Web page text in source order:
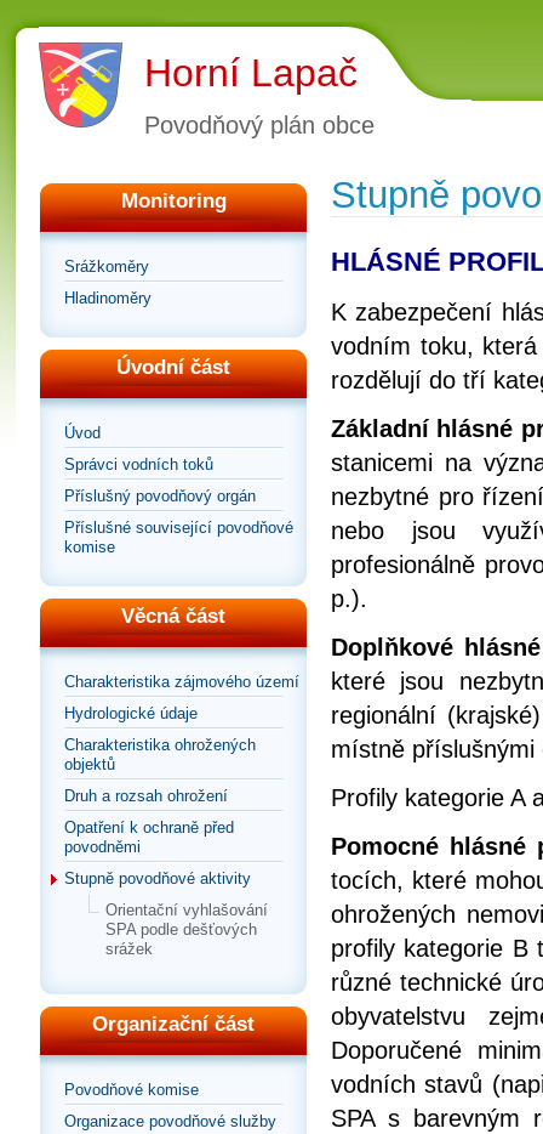
Horní Lapač
Povodňový plán obce
Monitoring
Srážkoměry
Hladinoměry
Úvodní část
Úvod
Správci vodních toků
Příslušný povodňový orgán
Příslušné související povodňové
komise
Věcná část
Charakteristika zájmového území
Hydrologické údaje
Charakteristika ohrožených
objektů
Druh a rozsah ohrožení
Opatření k ochraně před
povodněmi
Stupně povodňové aktivity
Orientační vyhlašování
SPA podle dešťových
srážek
Organizační část
Povodňové komise
Organizace povodňové služby
Stupně
HLÁSNÉ
K zabezpečení
vodním toku,
rozdělují do tří
Základní hlásné
stanicemi na
nezbytné pro
nebo jsou
profesionálně
p.).
Doplňkové
které jsou
regionální
místně příslušnými
Profily kategorie A
Pomocné
tocích, které
ohrožených
profily kategorie B
různé technické
obyvatelstvu
Doporučené
vodních stavů
SPA s barevným